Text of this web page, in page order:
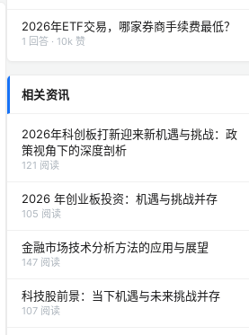
2026年ETF交易，哪家券商手续费最低？
1 回答 · 10k 赞
相关资讯
2026年科创板打新迎来新机遇与挑战：政
策视角下的深度剖析
121 阅读
2026 年创业板投资：机遇与挑战并存
105 阅读
金融市场技术分析方法的应用与展望
147 阅读
科技股前景：当下机遇与未来挑战并存
107 阅读